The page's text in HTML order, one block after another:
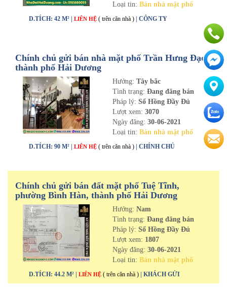
Loại tin: Bán nhà mặt phố
D.TÍCH: 42 M² | LIÊN HỆ ( trên căn nhà ) | CÔNG TY
Chính chủ gửi bán nhà mặt phố Trần Hưng Đạo,
thành phố Hải Dương
Hướng: Tây bắc
Tình trạng: Đang đăng bán
Pháp lý: Sổ Hồng Đầy Đủ
Lượt xem: 3070
Ngày đăng: 30-06-2021
Loại tin: Bán nhà mặt phố
D.TÍCH: 90 M² | LIÊN HỆ ( trên căn nhà ) | CHÍNH CHỦ
Chính chủ gửi bán đất mặt phố Tuệ Tĩnh,
phường Bình Hàn, thành phố Hải Dương
Hướng: Nam
Tình trạng: Đang đăng bán
Pháp lý: Sổ Hồng Đầy Đủ
Lượt xem: 1807
Ngày đăng: 30-06-2021
Loại tin: Bán nhà mặt phố
D.TÍCH: 44.2 M² | LIÊN HỆ ( trên căn nhà ) | KHÁCH GỬI